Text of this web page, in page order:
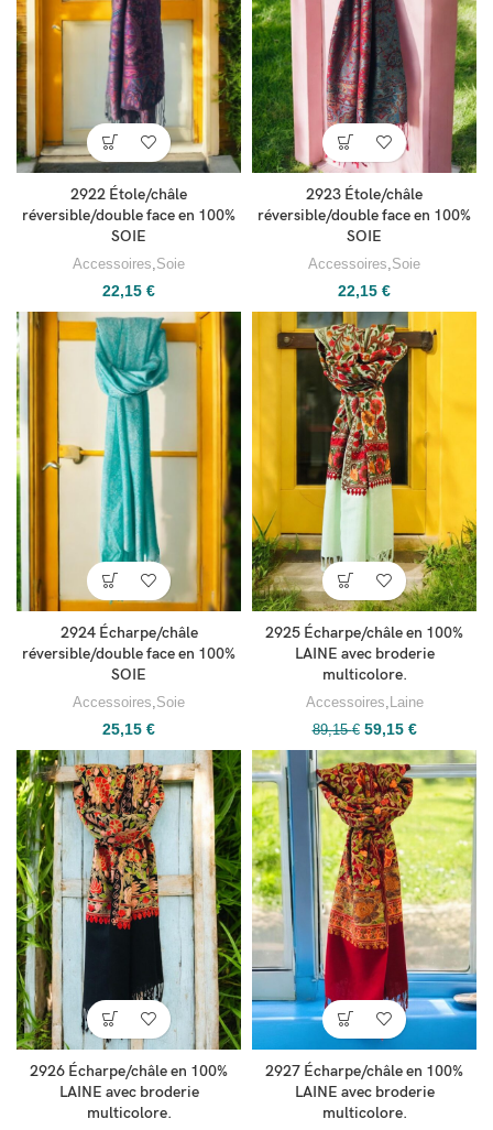
2922 Étole/châle
réversible/double face en 100%
SOIE
Accessoires Soie
22,15 €
2923 Étole/châle
réversible/double face en 100%
SOIE
Accessoires Soie
22,15 €
2924 Écharpe/châle
réversible/double face en 100%
SOIE
Accessoires Soie
25,15 €
2925 Écharpe/châle en 100%
LAINE avec broderie
multicolore.
Accessoires Laine
89,15€ 59,15 €
2926 Écharpe/châle en 100%
LAINE avec broderie
multicolore.
2927 Écharpe/châle en 100%
LAINE avec broderie
multicolore.